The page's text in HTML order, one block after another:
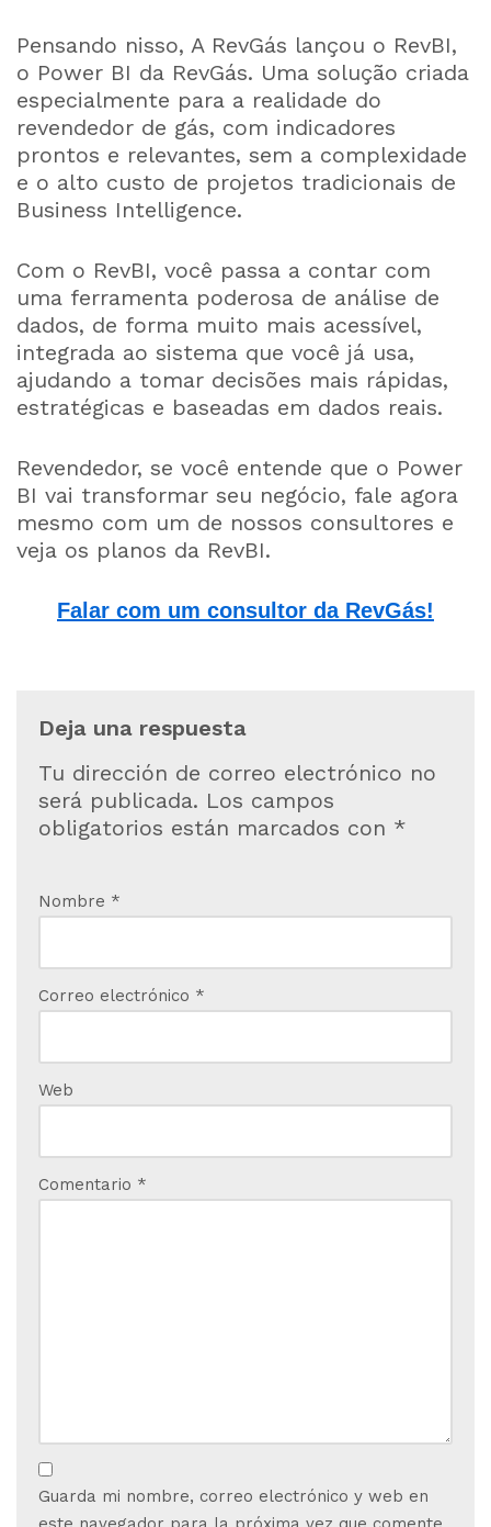
Pensando nisso, A RevGás lançou o RevBI,
o Power BI da RevGás. Uma solução criada
especialmente para a realidade do
revendedor de gás, com indicadores
prontos e relevantes, sem a complexidade
e o alto custo de projetos tradicionais de
Business Intelligence.
Com o RevBI, você passa a contar com
uma ferramenta poderosa de análise de
dados, de forma muito mais acessível,
integrada ao sistema que você já usa,
ajudando a tomar decisões mais rápidas,
estratégicas e baseadas em dados reais.
Revendedor, se você entende que o Power
BI vai transformar seu negócio, fale agora
mesmo com um de nossos consultores e
veja os planos da RevBI.
Falar com um consultor da RevGás!
Deja una respuesta
Tu dirección de correo electrónico no
será publicada. Los campos
obligatorios están marcados con *
Nombre *
Correo electrónico *
Web
Comentario *
Guarda mi nombre, correo electrónico y web en